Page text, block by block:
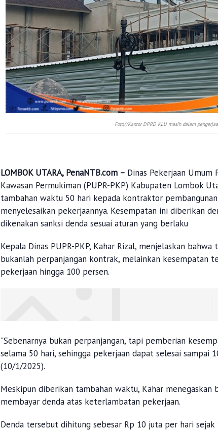
Foto//Kantor DPRD KLU masih dalam
LOMBOK UTARA, PenaNTB.com – Dinas Pekerjaan Umum
Kawasan Permukiman (PUPR-PKP) Kabupaten Lombok
tambahan waktu 50 hari kepada kontraktor
menyelesaikan pekerjaannya. Kesempatan ini diberikan
dikenakan sanksi denda sesuai aturan yang berlaku
Kepala Dinas PUPR-PKP, Kahar Rizal, menjelaskan
bukanlah perpanjangan kontrak, melainkan kesempatan
pekerjaan hingga 100 persen.
"Sebenarnya bukan perpanjangan, tapi pemberian
selama 50 hari, sehingga pekerjaan dapat selesai sampai
(10/1/2025).
Meskipun diberikan tambahan waktu, Kahar
membayar denda atas keterlambatan pekerjaan.
Denda tersebut dihitung sebesar Rp 10 juta per hari sejak